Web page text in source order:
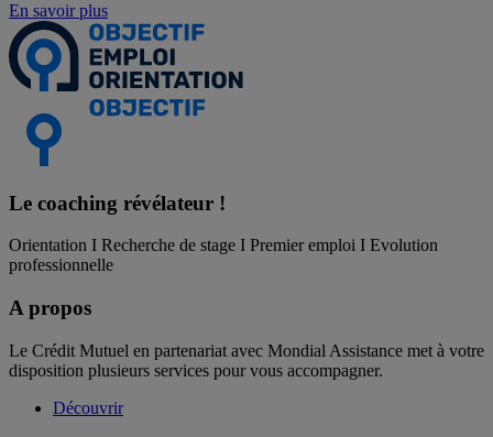
En savoir plus
Le coaching révélateur !
Orientation I Recherche de stage I Premier emploi I Evolution
professionnelle
A propos
Le Crédit Mutuel en partenariat avec Mondial Assistance met à votre
disposition plusieurs services pour vous accompagner.
Découvrir